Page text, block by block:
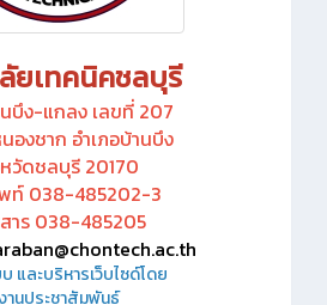
ยเทคนิคชลบุรี
บึง-แกลง เลขที่ 207
องชาก อำเภอบ้านบึง
วัดชลบุรี 20170
ท์ 038-485202-3
าร 038-485205
และบริหารเว็บไซด์โดย
านประชาสัมพันธ์